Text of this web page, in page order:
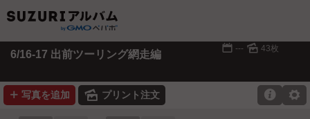
6/16-17 出前ツーリング網走編 📅 --- 🌄 43枚
➕ 写真を追加 🌄 プリント注文 ⚙
